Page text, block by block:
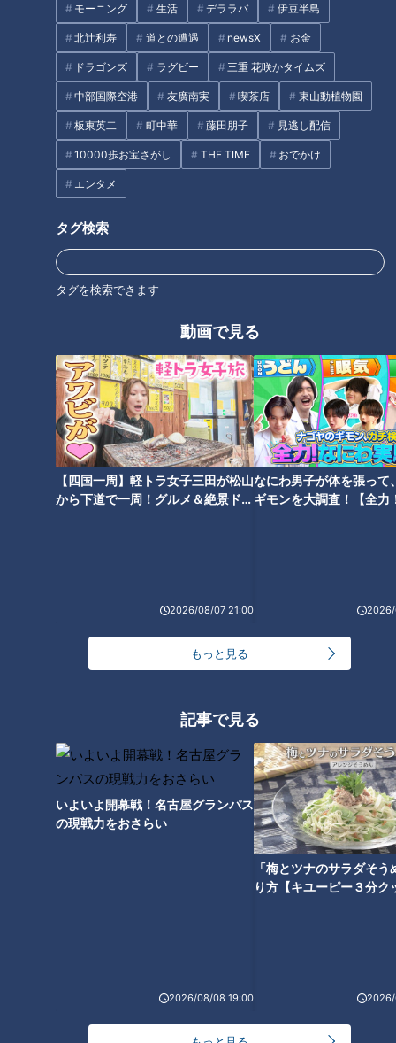
モーニング 生活 デララバ 伊豆半島
北辻利寿 道との遭遇 newsX お金
ドラゴンズ ラグビー 三重 花咲かタイムズ
中部国際空港 友廣南実 喫茶店 東山動植物園
板東英二 町中華 藤田朋子 見逃し配信
10000歩お宝さがし THE TIME おでかけ
エンタメ
タグ検索
タグを検索できます
動画で見る
【四国一周】軽トラ女子三田が松山
から下道で一周！グルメ＆絶景ドラ
2026/08/07 21:00
なにわ男子が体を張って
ギモンを大調査！【全力
2026/
もっと見る
記事で見る
いよいよ開幕戦！名古屋グランパス
の現戦力をおさらい
2026/08/08 19:00
「梅とツナのサラダそう
り方【キユーピー３分ク
2026/
を求めてアメリカから来日したペリー提督は、やはりワインを
持参して、時の将軍である徳川家定に献上したと歴史は語る。
ワインは再び、日本国内に浸透し始めた。
国産ワイン作りの道
「23歳当時の川上善兵衛さん」提供：岩の原葡萄園
明治時代になって、新政府は「殖産興業」の一環として、ぶど
年、日本で最初のワイン作りが始まった。舞台は山梨県の甲府
だった。その一方で、雪国からワイン造りに名乗りをあげた人
物がいた。1868年（明治元年）越後（現・新潟県）に生まれ
た川上善兵衛さん。代々続く大地主で農家だった川上さんは、
ある日、親の代から親交があった旧幕臣を訪れた。その人は、
西郷隆盛との直談判によって江戸城無血開城を成し遂げた勝海
「ぶどうを使ったワインは、ひょっとしたら新しい産業として
農民を助けることができるかもしれない」